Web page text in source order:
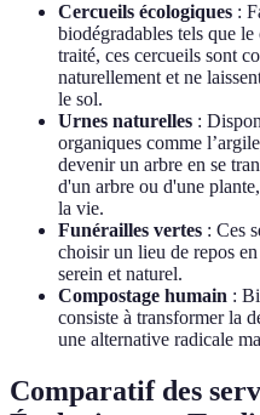
Cercueils écologiques :
biodégradables tels que
traité, ces cercueils sont
naturellement et ne
le sol.
Urnes naturelles :
organiques comme
devenir un arbre en se
d'un arbre ou d'une
la vie.
Funérailles vertes : Ces
choisir un lieu de repos
serein et naturel.
Compostage humain :
consiste à transformer la
une alternative radicale
Comparatif des